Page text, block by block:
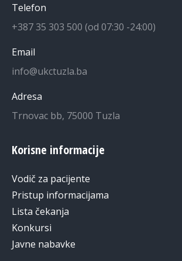
Telefon
+387 35 303 500 (od 07:30 -24:00)
Email
info@ukctuzla.ba
Adresa
Trnovac bb, 75000 Tuzla
Korisne informacije
Vodič za pacijente
Pristup informacijama
Lista čekanja
Konkursi
Javne nabavke